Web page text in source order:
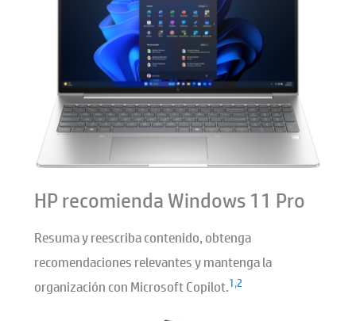
HP recomienda Windows 11 Pro
Resuma y reescriba contenido, obtenga
recomendaciones relevantes y mantenga la
organización con Microsoft Copilot.1 2